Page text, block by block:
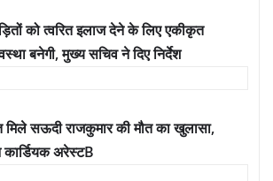
को त्वरित इलाज देने के लिए एकीकृत
बनेगी, मुख्य सचिव ने दिए निर्देश
सऊदी राजकुमार की मौत का खुलासा,
अरेस्टB